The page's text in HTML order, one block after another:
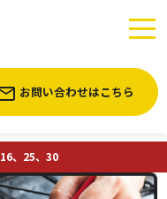
お問い合わせはこちら
、25、30